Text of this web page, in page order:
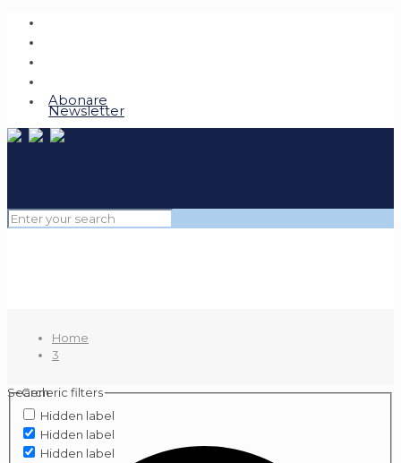
Abonare
Newsletter
Home
3
Search
Generic filters
Hidden label
Hidden label
Hidden label